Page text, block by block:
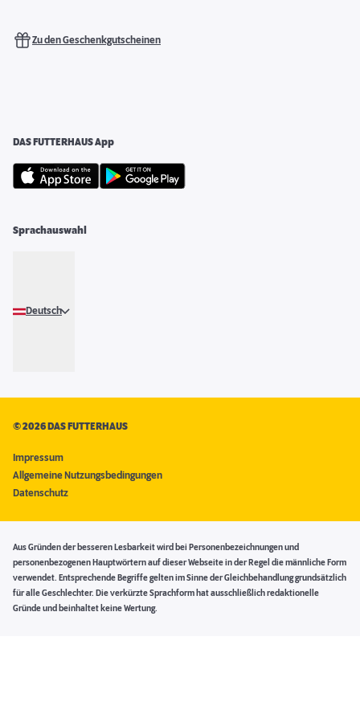
Zu den Geschenkgutscheinen
DAS FUTTERHAUS App
Sprachauswahl
Deutsch
©2026 DAS FUTTERHAUS
Impressum
Allgemeine Nutzungsbedingungen
Datenschutz
Aus Gründen der besseren Lesbarkeit wird bei Personenbezeichnungen und
personenbezogenen Hauptwörtern auf dieser Webseite in der Regel die männliche Form
verwendet. Entsprechende Begriffe gelten im Sinne der Gleichbehandlung grundsätzlich
für alle Geschlechter. Die verkürzte Sprachform hat ausschließlich redaktionelle
Gründe und beinhaltet keine Wertung.